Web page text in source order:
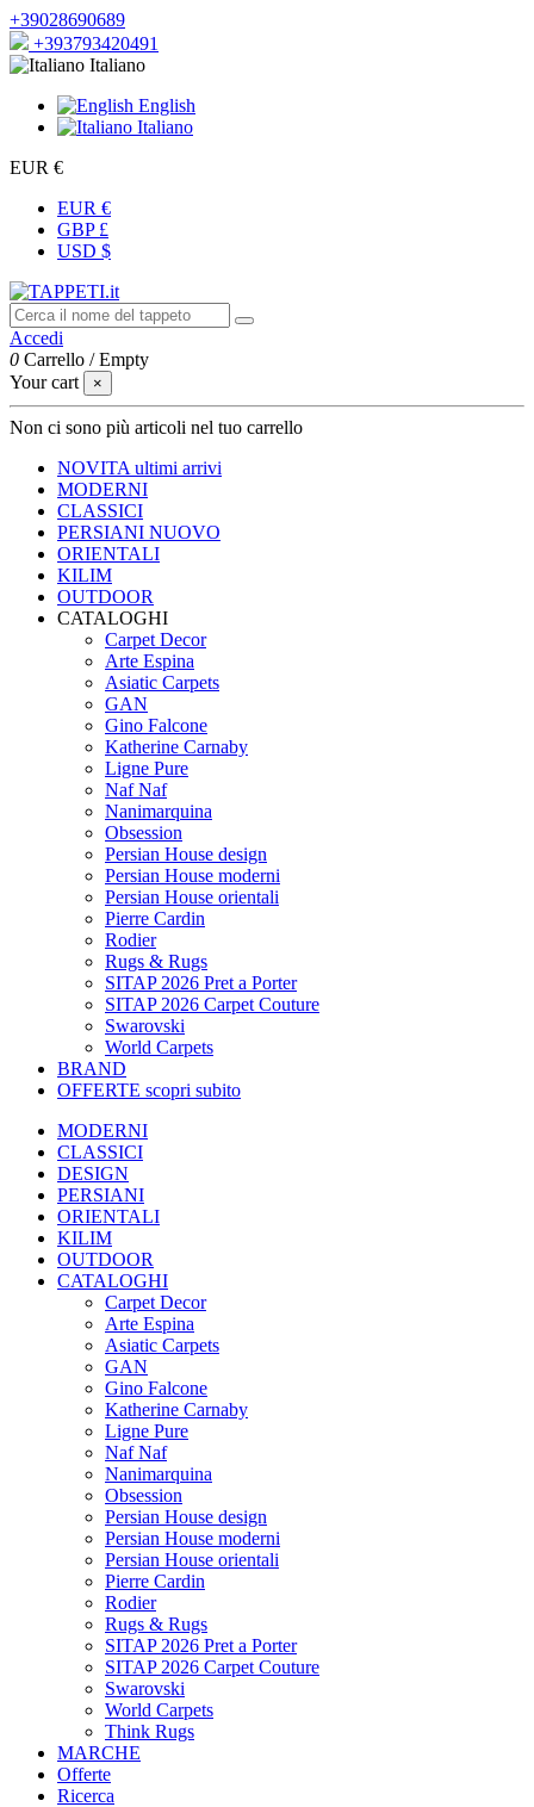
+39028690689
+393793420491
Italiano
English
Italiano
EUR €
EUR €
GBP £
USD $
Accedi
0 Carrello /Empty
Your cart
×
Non ci sono più articoli nel tuo carrello
NOVITA ultimi arrivi
MODERNI
CLASSICI
PERSIANI NUOVO
ORIENTALI
KILIM
OUTDOOR
CATALOGHI
Carpet Decor
Arte Espina
Asiatic Carpets
GAN
Gino Falcone
Katherine Carnaby
Ligne Pure
Naf Naf
Nanimarquina
Obsession
Persian House design
Persian House moderni
Persian House orientali
Pierre Cardin
Rodier
Rugs & Rugs
SITAP 2026 Pret a Porter
SITAP 2026 Carpet Couture
Swarovski
World Carpets
BRAND
OFFERTE scopri subito
MODERNI
CLASSICI
DESIGN
PERSIANI
ORIENTALI
KILIM
OUTDOOR
CATALOGHI
Carpet Decor
Arte Espina
Asiatic Carpets
GAN
Gino Falcone
Katherine Carnaby
Ligne Pure
Naf Naf
Nanimarquina
Obsession
Persian House design
Persian House moderni
Persian House orientali
Pierre Cardin
Rodier
Rugs & Rugs
SITAP 2026 Pret a Porter
SITAP 2026 Carpet Couture
Swarovski
World Carpets
Think Rugs
MARCHE
Offerte
Ricerca